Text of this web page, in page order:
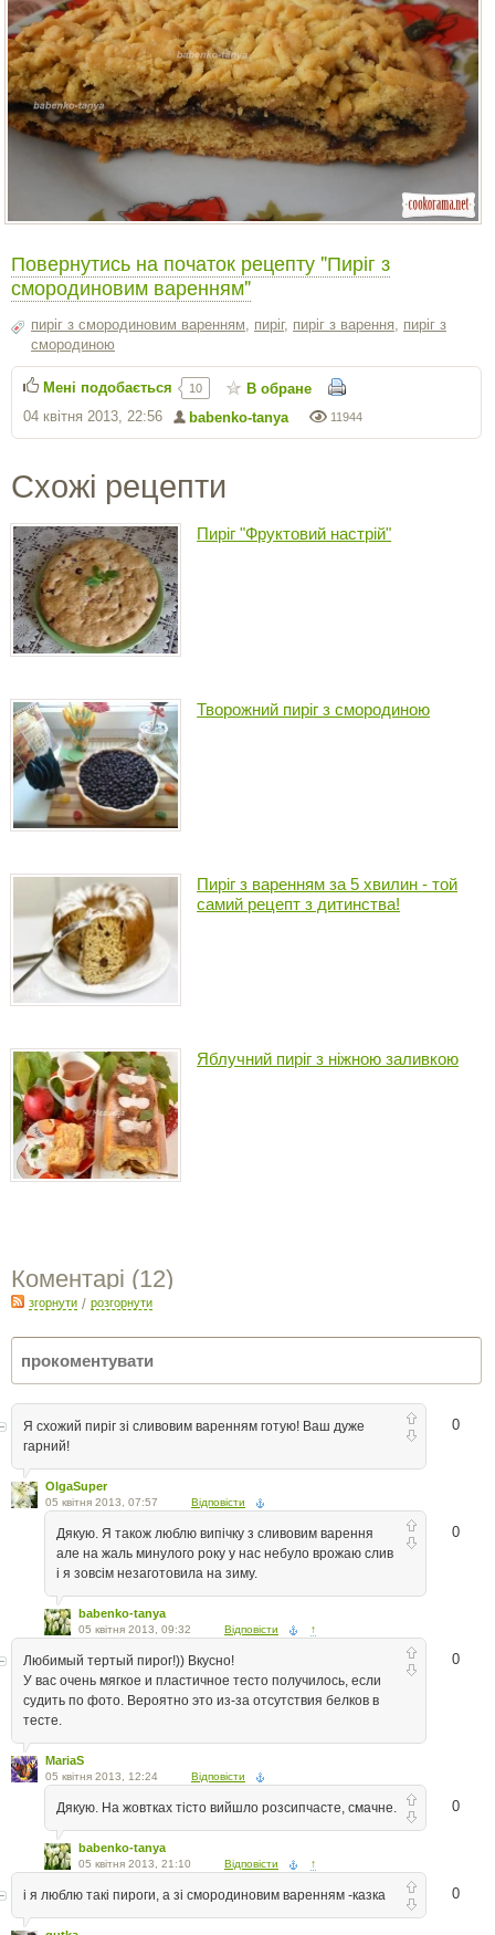
Повернутись на початок рецепту "Пиріг з
смородиновим варенням"
пиріг з смородиновим варенням, пиріг, пиріг з варення, пиріг з
смородиною
11944
babenko-tanya
04 квітня 2013, 22:56
Мені подобається 10 В обране
Схожі рецепти
Пиріг "Фруктовий настрій"
Творожний пиріг з смородиною
Пиріг з варенням за 5 хвилин - той
самий рецепт з дитинства!
Яблучний пиріг з ніжною заливкою
Коментарі (12)
згорнути / розгорнути
0
Я схожий пиріг зі сливовим варенням готую! Ваш дуже
гарний!
OlgaSuper
05 квітня 2013, 07:57 Відповісти
0
Дякую. Я також люблю випічку з сливовим варення
але на жаль минулого року у нас небуло врожаю слив
і я зовсім незаготовила на зиму.
babenko-tanya
05 квітня 2013, 09:32 Відповісти ↑
0
Любимый тертый пирог!)) Вкусно!
У вас очень мягкое и пластичное тесто получилось, если
судить по фото. Вероятно это из-за отсутствия белков в
тесте.
MariaS
05 квітня 2013, 12:24 Відповісти
0
Дякую. На жовтках тісто вийшло розсипчасте, смачне.
babenko-tanya
05 квітня 2013, 21:10 Відповісти ↑
0
і я люблю такі пироги, а зі смородиновим варенням -казка